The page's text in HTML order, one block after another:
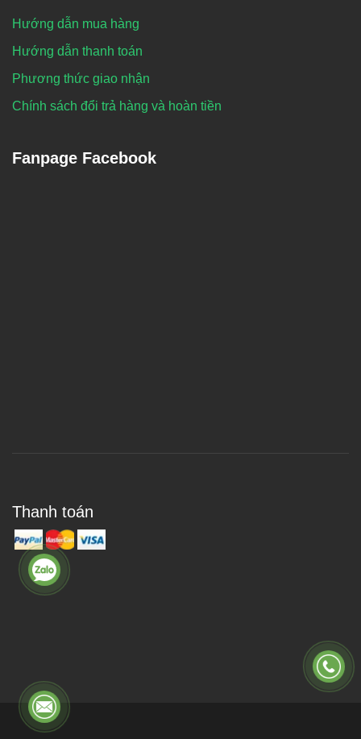
Hướng dẫn mua hàng
Hướng dẫn thanh toán
Phương thức giao nhận
Chính sách đổi trả hàng và hoàn tiền
Fanpage Facebook
Thanh toán